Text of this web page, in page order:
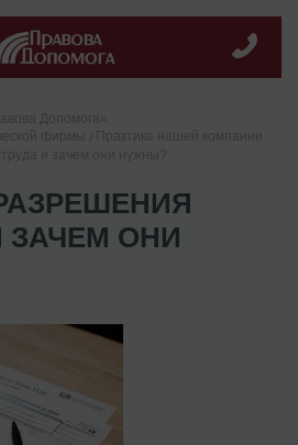
ЗАЧЕМ ОНИ